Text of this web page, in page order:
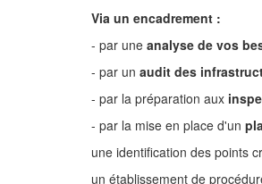
Via un encadrement :
- par une analyse de vos
- par un audit des
- par la préparation aux
- par la mise en place d'un
une identification des points
un établissement de